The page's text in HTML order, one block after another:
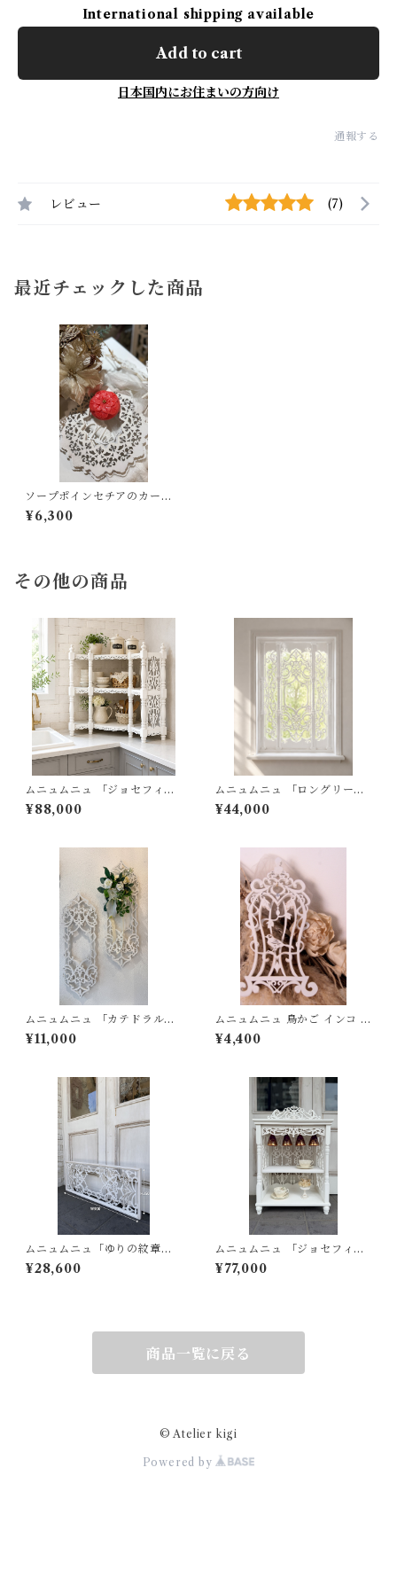
International shipping available
Add to cart
日本国内にお住まいの方向け
通報する
レビュー (7)
最近チェックした商品
ソープポインセチアのカービ
ングリース
¥6,300
その他の商品
ムニュムニュ 「ジョセフィー
ヌの恋人」ナポレオン コーナ
ーシェルフ
¥88,000
ムニュムニュ 「ロングリース
の窓辺」アートパネル フレ
ーム シャビー フレンチシャビ
¥44,000
ムニュムニュ 「カテドラルヴ
ェール」ロングリース 2個セ
ット
¥11,000
ムニュムニュ 鳥かご インコ シ
ャビー シャビーシック 白 ホワ
イト ウオールデコ
¥4,400
ムニュムニュ「ゆりの紋章の
ワルツ」 アイアン 風 アートパ
ネル シャビー フレンチシャビ
¥28,600
ムニュムニュ 「ジョセフィー
ヌのワイングラス」ナポレオ
ン ワイングラス シェルフ
¥77,000
商品一覧に戻る
© Atelier kigi
Powered by